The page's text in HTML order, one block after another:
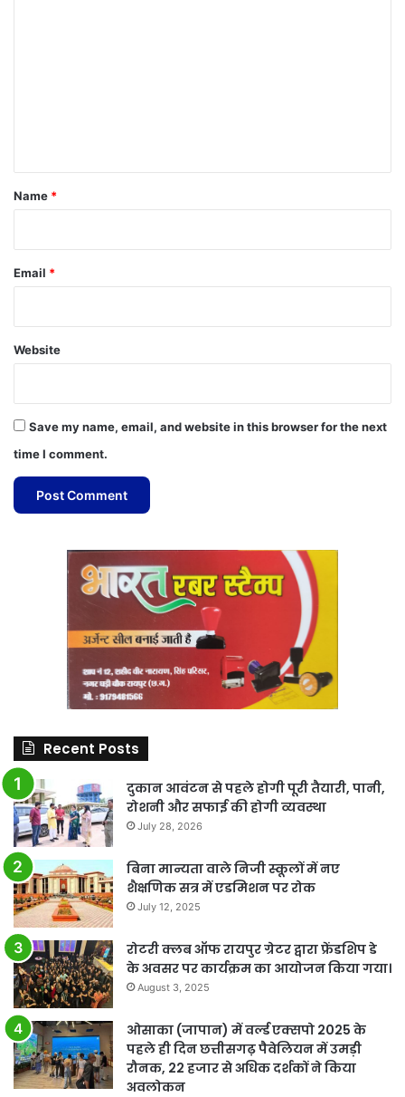
*
Name *
Email *
Website
Save my name, email, and website in this browser for the next
time I comment.
Recent Posts
दुकान आवंटन से पहले होगी पूरी तैयारी, पानी,
रोशनी और सफाई की होगी व्यवस्था
July 28, 2026
बिना मान्यता वाले निजी स्कूलों में नए
शैक्षणिक सत्र में एडमिशन पर रोक
July 12, 2025
रोटरी क्लब ऑफ रायपुर ग्रेटर द्वारा फ्रेंडशिप डे
के अवसर पर कार्यक्रम का आयोजन किया गया।
August 3, 2025
ओसाका (जापान) में वर्ल्ड एक्सपो 2025 के
पहले ही दिन छत्तीसगढ़ पैवेलियन में उमड़ी
रौनक, 22 हजार से अधिक दर्शकों ने किया
अवलोकन